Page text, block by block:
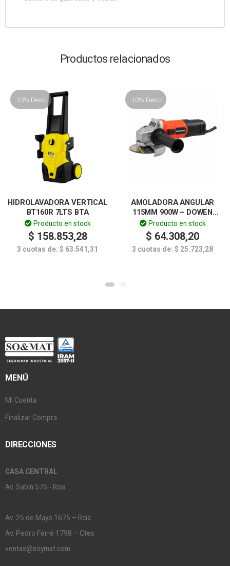
Productos relacionados
10% Desc
HIDROLAVADORA VERTICAL
BT160R 7LTS BTA
Producto en stock
$ 158.853,28
3 cuotas de: $ 63.541,31
10% Desc
AMOLADORA ANGULAR
115MM 900W – DOWEN
PAGIO
Producto en stock
$ 64.308,20
3 cuotas de: $ 25.723,28
MENÚ
Mi Cuenta
Finalizar Compra
DIRECCIONES
CASA CENTRAL
Av. Sabín 575 - Rcia
Av. 25 de Mayo 1675 – Rcia
Av. Pedro Ferré 1798 – Ctes
ventas@soymat.com